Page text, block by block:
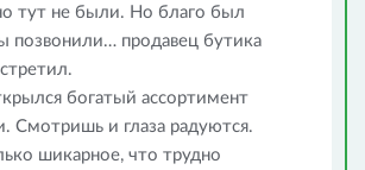
тут не были. Но благо был
позвонили… продавец бутика
богатый ассортимент
Смотришь и глаза радуются.
шикарное, что трудно